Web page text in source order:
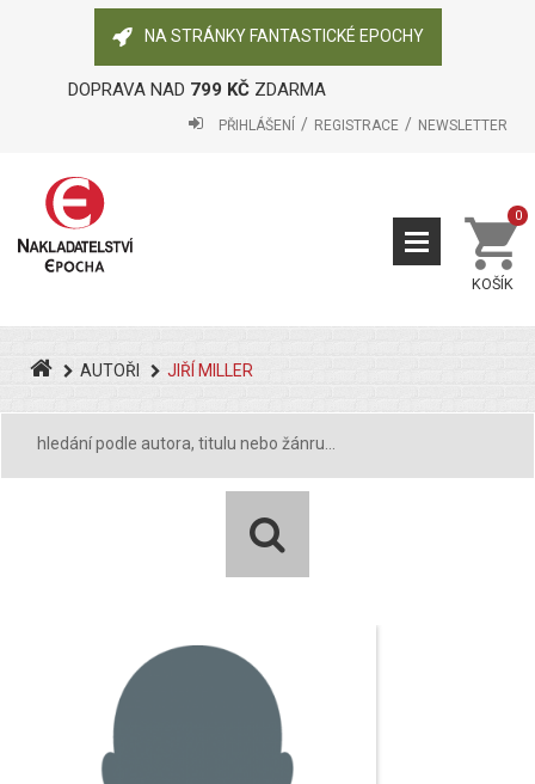
NA STRÁNKY FANTASTICKÉ EPOCHY
DOPRAVA NAD 799 KČZDARMA
PŘIHLÁŠENÍ REGISTRACE NEWSLETTER
KOŠÍK
0
AUTOŘI JIŘÍ MILLER